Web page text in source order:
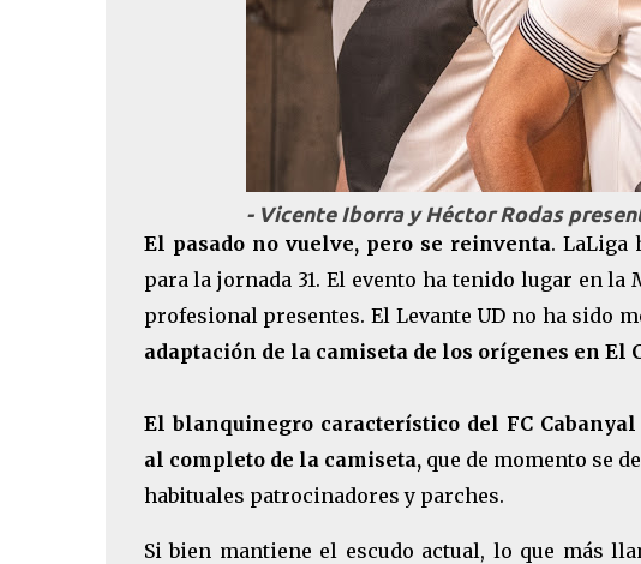
- Vicente Iborra y Héctor Rodas
El pasado no vuelve, pero se reinventa. LaLiga
para la jornada 31. El evento ha tenido lugar en
profesional presentes. El Levante UD no ha sido
adaptación de la camiseta de los orígenes en El
El blanquinegro característico del FC Cabanyal
al completo de la camiseta, que de momento se
habituales patrocinadores y parches.
Si bien mantiene el escudo actual, lo que más